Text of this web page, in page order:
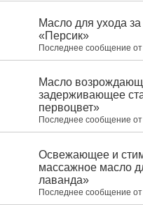
Масло для ухода
«Персик»
Последнее сообщение от
Масло
задерживающее
первоцвет»
Последнее сообщение от
Освежающее и
массажное масло
лаванда»
Последнее сообщение от